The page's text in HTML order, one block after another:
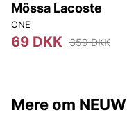
Mössa Lacoste
ONE
69 DKK 359 DKK
Mere om NEUW